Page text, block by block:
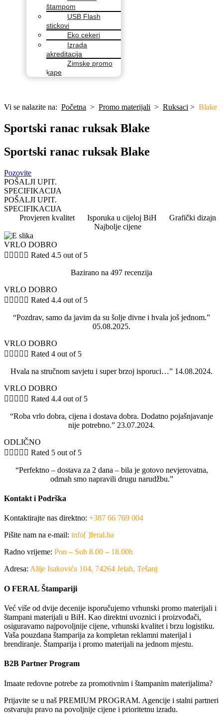
štampom
USB Flash
stickovi
Eko cekeri
Izrada
akreditacija
Zimske promo
kape
Vi se nalazite na: Početna > Promo materijali > Ruksaci > Blake
Sportski ranac ruksak Blake
Sportski ranac ruksak Blake
Pozovite
POŠALJI UPIT.
SPECIFIKACIJA
POŠALJI UPIT.
SPECIFIKACIJA
Provjeren kvalitet
Isporuka u cijeloj BiH
Grafički dizajn
Najbolje cijene
VRLO DOBRO
     Rated 4.5 out of 5
Bazirano na 497 recenzija
VRLO DOBRO
     Rated 4.4 out of 5
“Pozdrav, samo da javim da su šolje divne i hvala još jednom.”
05.08.2025.
VRLO DOBRO
     Rated 4 out of 5
Hvala na stručnom savjetu i super brzoj isporuci…” 14.08.2024.
VRLO DOBRO
     Rated 4.4 out of 5
“Roba vrlo dobra, cijena i dostava dobra. Dodatno pojašnjavanje
nije potrebno.” 23.07.2024.
ODLIČNO
     Rated 5 out of 5
“Perfektno – dostava za 2 dana – bila je gotovo nevjerovatna,
odmah smo napravili drugu narudžbu.”
Kontakt i Podrška
Kontaktirajte nas direktno: +387 66 769 004
Pišite nam na e-mail: info[ ]feral.ba
Radno vrijeme: Pon – Sub 8.00 – 18.00h
Adresa: Alije Isakovića 104, 74264 Jelah, Tešanj
O FERAL Štampariji
Već više od dvije decenije isporučujemo vrhunski promo materijali i
štampani materijali u BiH. Kao direktni uvoznici i proizvođači,
osiguravamo najpovoljnije cijene, vrhunski kvalitet i brzu logistiku.
Vaša pouzdana štamparija za kompletan reklamni materijal i
brendiranje. Štamparija i promo materijali na jednom mjestu.
B2B Partner Program
Imaate redovne potrebe za promotivnim i štampanim materijalima?
Prijavite se u naš PREMIUM PROGRAM. Agencije i stalni partneri
ostvaruju pravo na povoljnije cijene i prioritetnu izradu.